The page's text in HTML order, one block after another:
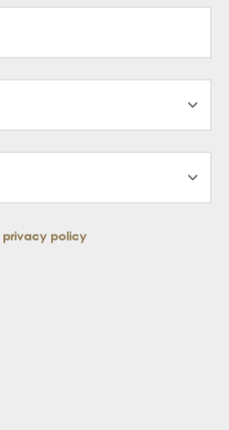
privacy policy